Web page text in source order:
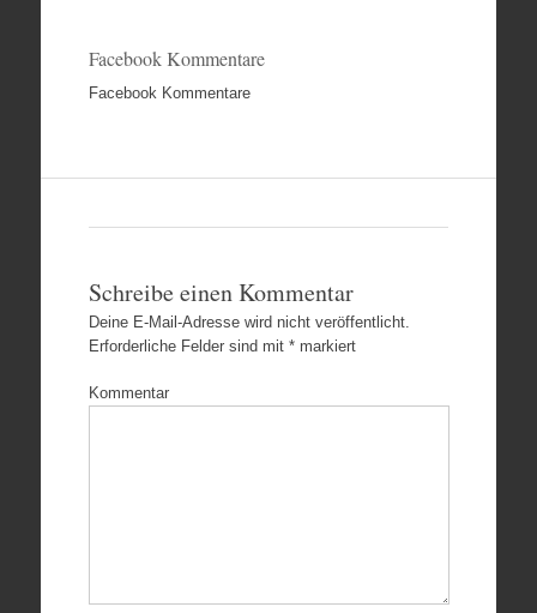
Facebook Kommentare
Facebook Kommentare
Schreibe einen Kommentar
Deine E-Mail-Adresse wird nicht veröffentlicht.
Erforderliche Felder sind mit *markiert
Kommentar